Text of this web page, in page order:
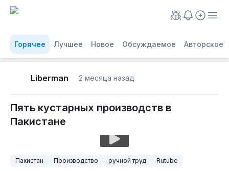
Горячее Лучшее Новое Обсуждаемое Авторское
Liberman 2 месяца назад
Пять кустарных производств в
Пакистане
Пакистан Производство ручной труд Rutube